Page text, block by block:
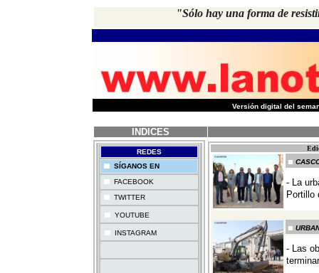
"Sólo hay una forma de
Versión digital del
INDICES